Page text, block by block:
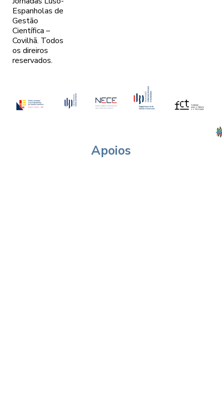
Espanholas de
Gestão
Científica –
Covilhã. Todos
os direiros
reservados.
Apoios